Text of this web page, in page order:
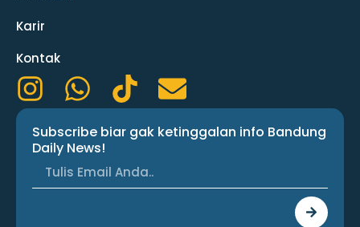
Karir
Kontak
I
n
s
a
W
h
a
t
s
T
i
k
t
o
E
n
v
l
Subscribe biar gak ketinggalan info Bandung
Daily News!
Submit